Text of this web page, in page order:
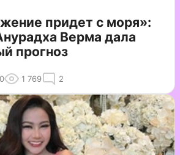
придет с моря»:
Верма дала
прогноз
1 769 2